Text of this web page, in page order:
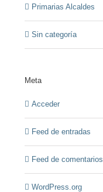
Primarias Alcaldes
Sin categoría
Meta
Acceder
Feed de entradas
Feed de comentarios
WordPress.org